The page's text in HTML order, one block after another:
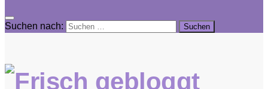
Suchen nach: